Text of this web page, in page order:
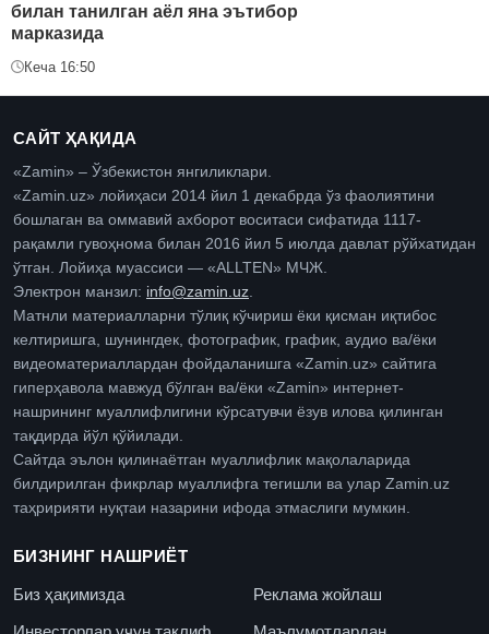
билан танилган аёл яна эътибор
марказида
Кеча 16:50
САЙТ ҲАҚИДА
«Zamin» – Ўзбекистон янгиликлари.
«Zamin.uz» лойиҳаси 2014 йил 1 декабрда ўз фаолиятини
бошлаган ва оммавий ахборот воситаси сифатида 1117-
рақамли гувоҳнома билан 2016 йил 5 июлда давлат рўйхатидан
ўтган. Лойиҳа муассиси — «ALLTEN» МЧЖ.
Электрон манзил: info@zamin.uz
Матнли материалларни тўлиқ кўчириш ёки қисман иқтибос
келтиришга, шунингдек, фотографик, график, аудио ва/ёки
видеоматериаллардан фойдаланишга «Zamin.uz» сайтига
гиперҳавола мавжуд бўлган ва/ёки «Zamin» интернет-
нашрининг муаллифлигини кўрсатувчи ёзув илова қилинган
тақдирда йўл қўйилади.
Сайтда эълон қилинаётган муаллифлик мақолаларида
билдирилган фикрлар муаллифга тегишли ва улар Zamin.uz
таҳририяти нуқтаи назарини ифода этмаслиги мумкин.
БИЗНИНГ НАШРИЁТ
Биз ҳақимизда
Реклама жойлаш